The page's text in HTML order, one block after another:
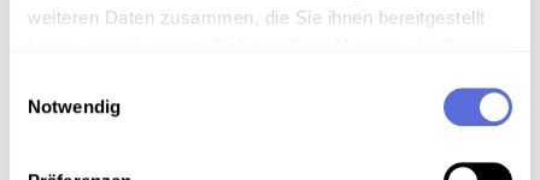
weiteren Daten zusammen, die Sie ihnen bereitgestellt
Notwendig
Sammlung Radio Mitschnitte der Österreichischen
Anmerkungen zum Inhalt